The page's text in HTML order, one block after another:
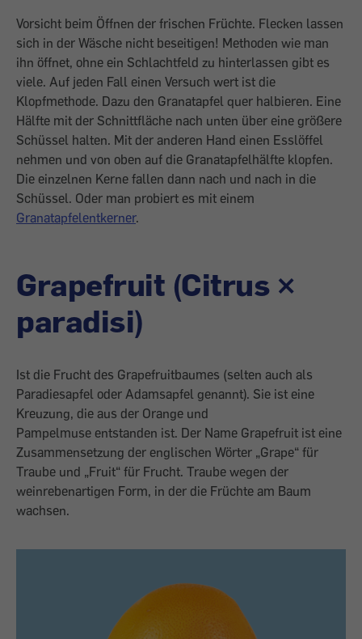
Vorsicht beim Öffnen der frischen Früchte. Flecken lassen
sich in der Wäsche nicht beseitigen! Methoden wie man
ihn öffnet, ohne ein Schlachtfeld zu hinterlassen gibt es
viele. Auf jeden Fall einen Versuch wert ist die
Klopfmethode. Dazu den Granatapfel quer halbieren. Eine
Hälfte mit der Schnittfläche nach unten über eine größere
Schüssel halten. Mit der anderen Hand einen Esslöffel
nehmen und von oben auf die Granatapfelhälfte klopfen.
Die einzelnen Kerne fallen dann nach und nach in die
Schüssel. Oder man probiert es mit einem
Granatapfelentkerner.
Grapefruit (Citrus ×
paradisi)
Ist die Frucht des Grapefruitbaumes (selten auch als
Paradiesapfel oder Adamsapfel genannt). Sie ist eine
Kreuzung, die aus der Orange und
Pampelmuse entstanden ist. Der Name Grapefruit ist eine
Zusammensetzung der englischen Wörter „Grape“ für
Traube und „Fruit“ für Frucht. Traube wegen der
weinrebenartigen Form, in der die Früchte am Baum
wachsen.